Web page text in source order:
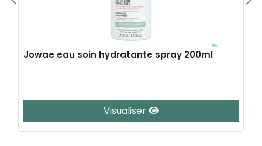
Jowae eau soin hydratante spray 200ml
Visualiser